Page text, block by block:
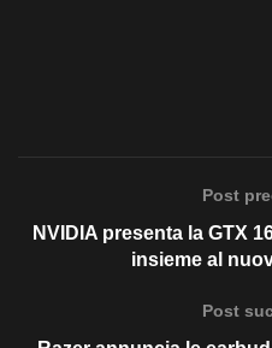
Post
NVIDIA presenta la GTX
insieme al
Post